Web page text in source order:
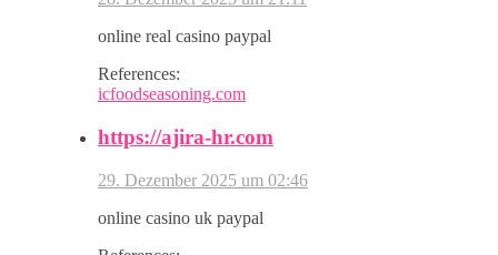
online real casino paypal
References:
icfoodseasoning.com
https://ajira-hr.com
29. Dezember 2025 um 02:46
online casino uk paypal